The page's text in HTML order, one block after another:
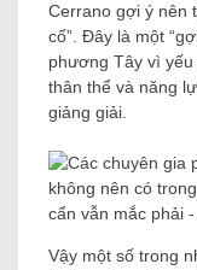
Cerrano gợi ý nên
cố”. Đây là một
phương Tây vì
thân thể và năng
giảng giải.
Vậy một số trong